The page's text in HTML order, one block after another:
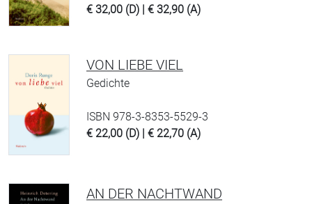
€ 32,00 (D) | € 32,90 (A)
VON LIEBE VIEL
Gedichte
ISBN 978-3-8353-5529-3
€ 22,00 (D) | € 22,70 (A)
AN DER NACHTWAND